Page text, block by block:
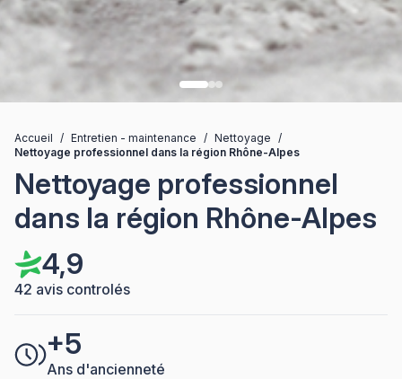
Accueil / Entretien - maintenance / Nettoyage /
Nettoyage professionnel dans la région Rhône-Alpes
Nettoyage professionnel
dans la région Rhône-Alpes
4,9
42 avis controlés
+5
Ans d'ancienneté